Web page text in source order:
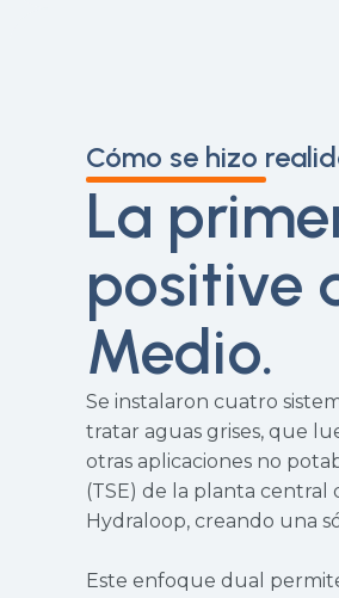
Cómo se hizo
La
positive
Medio.
Se instalaron cuatro
tratar aguas grises, que
otras aplicaciones no
(TSE) de la planta central
Hydraloop, creando una
Este enfoque dual